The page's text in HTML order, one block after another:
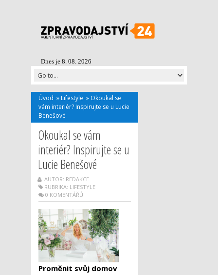
Dnes je 8. 08. 2026
Úvod » Lifestyle » Okoukal se
vám interiér? Inspirujte se u Lucie
Benešové
Okoukal se vám
interiér? Inspirujte se u
Lucie Benešové
AUTOR: REDAKCE
RUBRIKA: LIFESTYLE
0 KOMENTÁŘŮ
Proměnit svůj domov